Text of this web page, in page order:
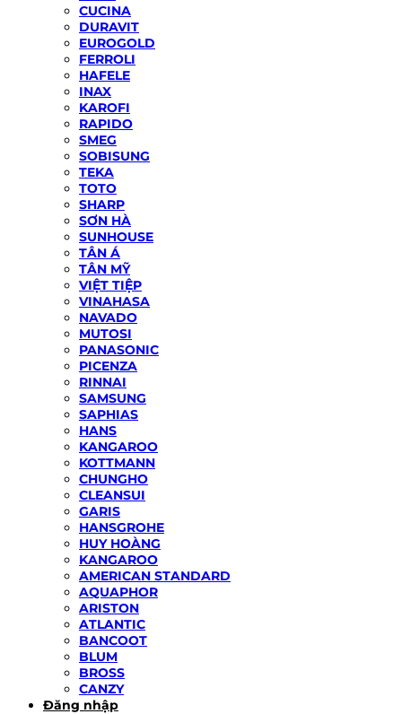
CUCINA
DURAVIT
EUROGOLD
FERROLI
HAFELE
INAX
KAROFI
RAPIDO
SMEG
SOBISUNG
TEKA
TOTO
SHARP
SƠN HÀ
SUNHOUSE
TÂN Á
TÂN MỸ
VIỆT TIỆP
VINAHASA
NAVADO
MUTOSI
PANASONIC
PICENZA
RINNAI
SAMSUNG
SAPHIAS
HANS
KANGAROO
KOTTMANN
CHUNGHO
CLEANSUI
GARIS
HANSGROHE
HUY HOÀNG
KANGAROO
AMERICAN STANDARD
AQUAPHOR
ARISTON
ATLANTIC
BANCOOT
BLUM
BROSS
CANZY
Đăng nhập